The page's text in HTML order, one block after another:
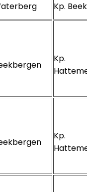
Kp.
Kp.
Kp.